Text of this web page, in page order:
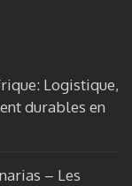
Logistique,
durables en
– Les